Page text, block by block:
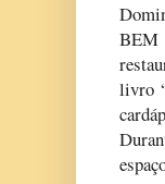
BEM
livro